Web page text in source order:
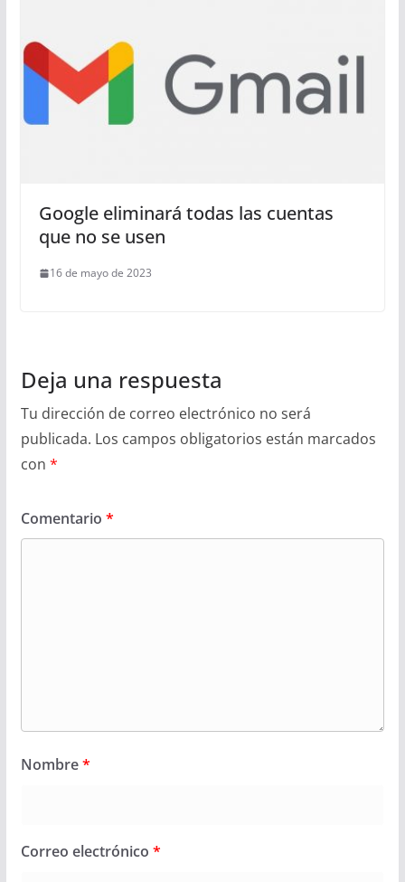
Google eliminará todas las cuentas
que no se usen
16 de mayo de 2023
Deja una respuesta
Tu dirección de correo electrónico no será
publicada. Los campos obligatorios están marcados
con *
Comentario *
Nombre*
Correo electrónico *